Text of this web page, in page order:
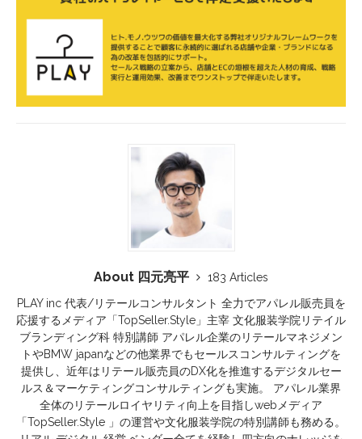
About 四元亮平
183 Articles
PLAY inc 代表/リテールコンサルタント 全力でアパレル販売員を
応援するメディア「TopSeller.Style」主宰 文化服装学院リテイル
ブランディング科 特別講師 アパレル企業のリテールマネジメン
トやBMW japanなどの他業界でもセールスコンサルティングを
提供し、近年はリテール販売員のDX化を推進するデジタルセー
ルス＆マーケティングコンサルティングも実施。 アパレル業界
全体のリテールロイヤリティ向上を目指しwebメディア
「TopSeller.Style 」の運営や文化服装学院の特別講師も務める。